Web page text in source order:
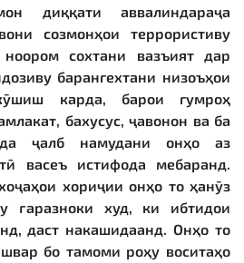
диққати аввалиндараҷа
созмонҳои террористиву
сохтани вазъият дар
барангехтани низоъҳои
карда, барои гумроҳ
бахусус, ҷавонон ва ба
ҷалб намудани онҳо аз
васеъ истифода мебаранд.
хориҷии онҳо то ҳанӯз
ғаразноки худ, ки ибтидои
даст накашидаанд. Онҳо то
бо тамоми роҳу воситаҳо